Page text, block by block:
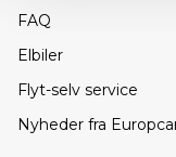
FAQ
Elbiler
Flyt-selv service
Nyheder fra